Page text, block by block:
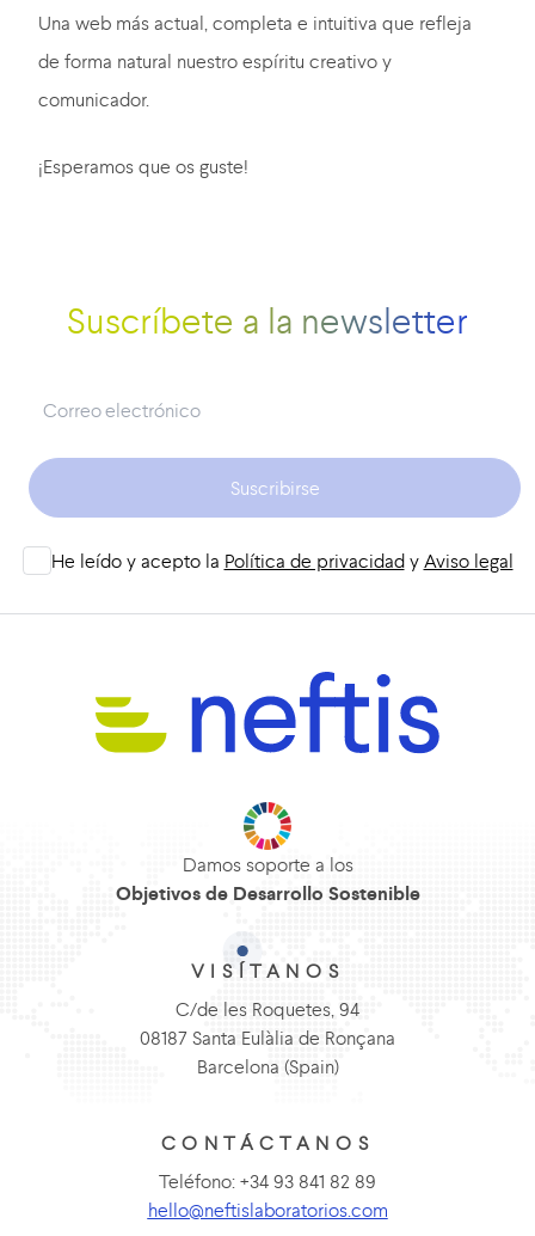
Una web más actual, completa e intuitiva que refleja
de forma natural nuestro espíritu creativo y
comunicador.
¡Esperamos que os guste!
Suscríbete a la newsletter
Suscribirse
He leído y acepto la Política de privacidady Aviso legal
Damos soporte a los
Objetivos de Desarrollo Sostenible
VISÍTANOS
C/de les Roquetes, 94
08187 Santa Eulàlia de Ronçana
Barcelona (Spain)
CONTÁCTANOS
Teléfono: +34 93 841 82 89
hello@neftislaboratorios.com